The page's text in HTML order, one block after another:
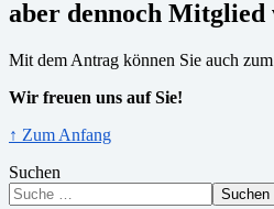
aber dennoch Mitglied
Mit dem Antrag können Sie auch
Wir freuen uns auf Sie!
↑ Zum Anfang
Suchen
Suchen